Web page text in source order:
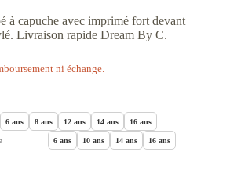
à capuche avec imprimé fort devant
Livraison rapide Dream By C.
ni échange.
6 ans 8 ans 12 ans 14 ans 16 ans
6 ans 10 ans 14 ans 16 ans